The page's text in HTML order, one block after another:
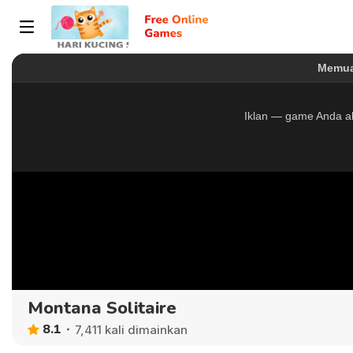
Montana Solitaire
8.1 7,411 kali dimainkan